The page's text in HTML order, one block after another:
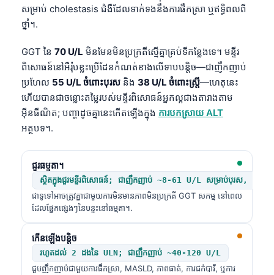
សម្រាប់ cholestasis ជំងឺដែលទាក់ទងនឹងការផឹកស្រា ឬឥទ្ធិពលពី
ថ្នាំ។.
GGT នៃ 70 U/L មិនមែនមិនប្រក្រតីស្មើគ្នាគ្រប់ទីកន្លែងទេ។ មន្ទីរ
ពិសោធន៍នៅអឺរ៉ុបខ្លះប្រើដែនកំណត់ខាងលើទាបបន្តិច—ជាញឹកញាប់
ប្រហែល 55 U/L ចំពោះបុរស និង 38 U/L ចំពោះស្ត្រី—ហេតុនេះ
ហើយបានជាចន្លោះតម្លៃរបស់មន្ទីរពិសោធន៍អ្នកល្អជាងតារាងតាម
អ៊ីនធឺណិត; បញ្ហាដូចគ្នានេះកើតឡើងក្នុង ការបកស្រាយ ALT
អត្ថបទ។.
ជួរធម្មតា។
ស្ថិតក្នុងជួរមន្ទីរពិសោធន៍; ជាញឹកញាប់ ~8-61 U/L សម្រាប់បុរស, 5-36
ជាទូទៅអាចត្រូវគ្នាជាមួយការមិនមានភាពមិនប្រក្រតី GGT សកម្ម នៅពេល
ដែលផ្នែកផ្សេងៗនៃបន្ទះនៅធម្មតា។.
កើនឡើងបន្តិច
រហូតដល់ 2 ដងនៃ ULN; ជាញឹកញាប់ ~40-120 U/L
ជួបញឹកញាប់ជាមួយការផឹកស្រា, MASLD, ភាពធាត់, ការជក់បារី, ឬការ